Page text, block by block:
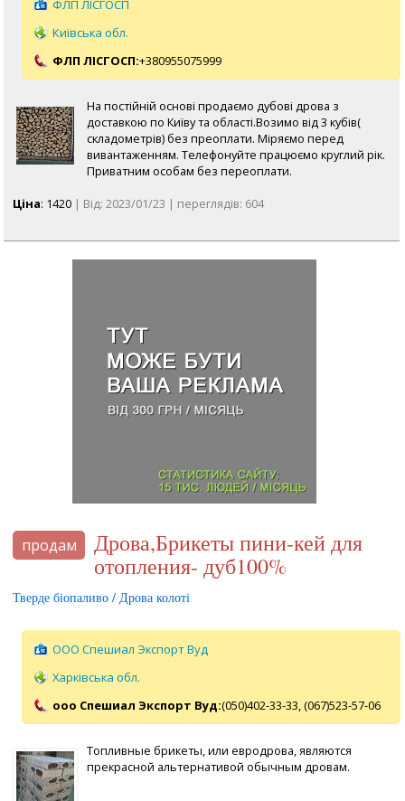
ФЛП ЛІСГОСП
Київська обл.
ФЛП ЛІСГОСП:+380955075999
На постійній основі продаємо дубові дрова з
доставкою по Київу та області.Возимо від 3 кубів(
складометрів) без преоплати. Міряємо перед
вивантаженням. Телефонуйте працюємо круглий рік.
Приватним особам без переоплати.
Ціна: 1420 | Від: 2023/01/23 | переглядів: 604
продам
Дрова,Брикеты пини-кей для
отопления- дуб100%
Тверде біопаливо / Дрова колоті
ООО Спешиал Экспорт Вуд
Харківська обл.
ооо Спешиал Экспорт Вуд:(050)402-33-33, (067)523-57-06
Топливные брикеты, или евродрова, являются
прекрасной альтернативой обычным дровам.